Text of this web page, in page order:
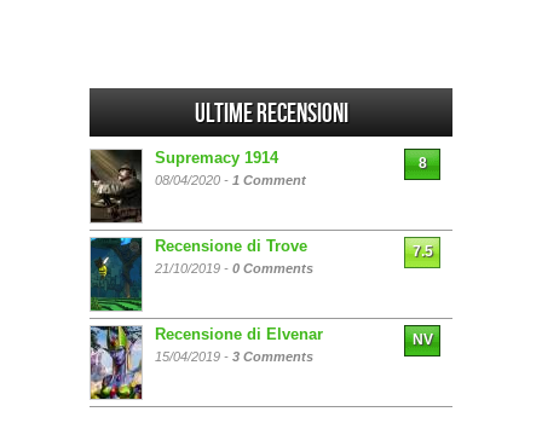
Ultime Recensioni
Supremacy 1914
08/04/2020 - 1 Comment
8
Recensione di Trove
21/10/2019 - 0 Comments
7.5
Recensione di Elvenar
15/04/2019 - 3 Comments
NV